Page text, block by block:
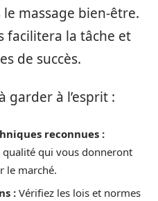
massage bien-être.
facilitera la tâche et
de succès.
garder à l’esprit :
reconnues :
qualité qui vous donneront
le marché.
: Vérifiez les lois et normes